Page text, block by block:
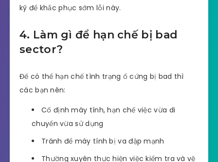
kỹ để khắc phục sớm lỗi này.
4. Làm gì để hạn chế bị bad
sector?
Để có thể hạn chế tình trạng ổ cứng bị bad thì
các bạn nên:
Cố định máy tính, hạn chế việc vừa di
chuyển vừa sử dụng
Tránh để máy tính bị va đập mạnh
Thường xuyên thực hiện việc kiểm tra và vệ